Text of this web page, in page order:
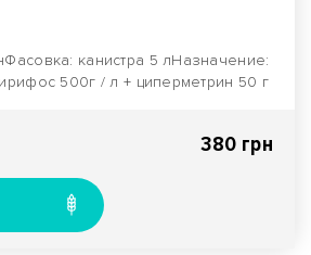
канистра 5 лНазначение:
500г / л + циперметрин 50 г
380 грн